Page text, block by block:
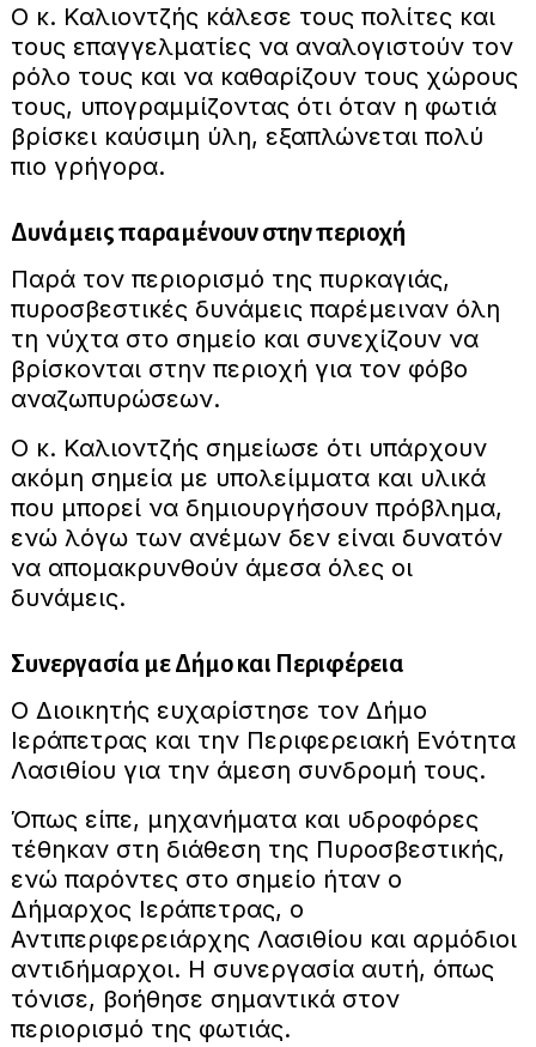
Ο κ. Καλιοντζής κάλεσε τους πολίτες και
τους επαγγελματίες να αναλογιστούν τον
ρόλο τους και να καθαρίζουν τους χώρους
τους, υπογραμμίζοντας ότι όταν η φωτιά
βρίσκει καύσιμη ύλη, εξαπλώνεται πολύ
πιο γρήγορα.
Δυνάμεις παραμένουν στην περιοχή
Παρά τον περιορισμό της πυρκαγιάς,
πυροσβεστικές δυνάμεις παρέμειναν όλη
τη νύχτα στο σημείο και συνεχίζουν να
βρίσκονται στην περιοχή για τον φόβο
αναζωπυρώσεων.
Ο κ. Καλιοντζής σημείωσε ότι υπάρχουν
ακόμη σημεία με υπολείμματα και υλικά
που μπορεί να δημιουργήσουν πρόβλημα,
ενώ λόγω των ανέμων δεν είναι δυνατόν
να απομακρυνθούν άμεσα όλες οι
δυνάμεις.
Συνεργασία με Δήμο και Περιφέρεια
Ο Διοικητής ευχαρίστησε τον Δήμο
Ιεράπετρας και την Περιφερειακή Ενότητα
Λασιθίου για την άμεση συνδρομή τους.
Όπως είπε, μηχανήματα και υδροφόρες
τέθηκαν στη διάθεση της Πυροσβεστικής,
ενώ παρόντες στο σημείο ήταν ο
Δήμαρχος Ιεράπετρας, ο
Αντιπεριφερειάρχης Λασιθίου και αρμόδιοι
αντιδήμαρχοι. Η συνεργασία αυτή, όπως
τόνισε, βοήθησε σημαντικά στον
περιορισμό της φωτιάς.